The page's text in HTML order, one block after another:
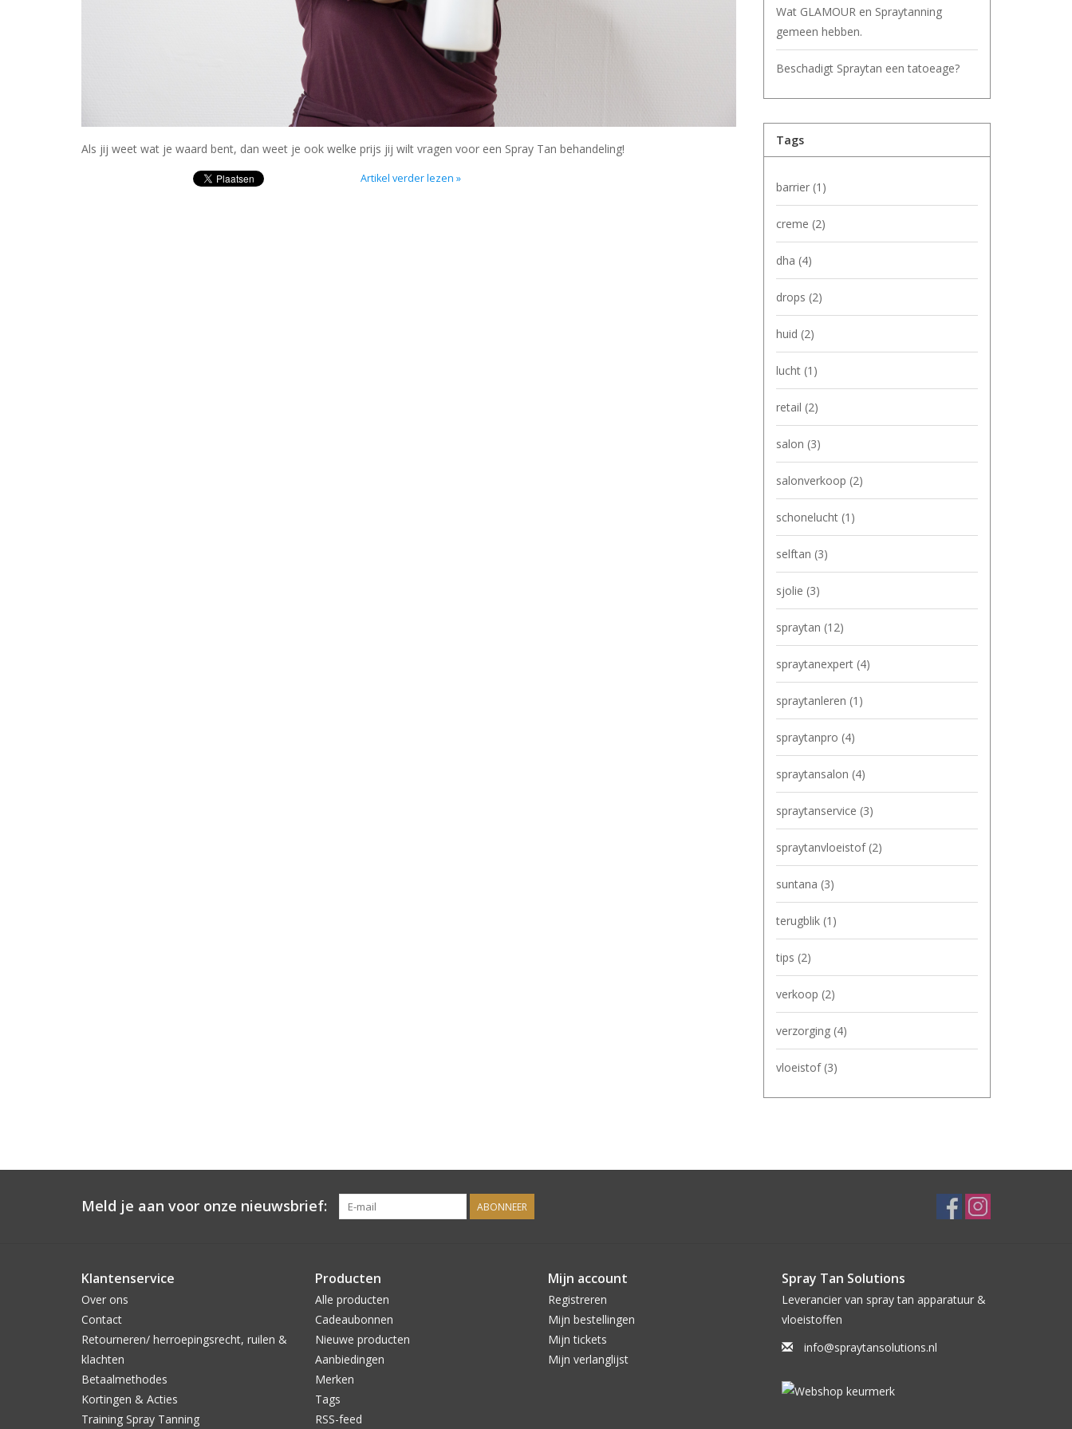
Als jij weet wat je waard bent, dan weet je ook welke prijs jij wilt vragen voor een Spray Tan behandeling!
Artikel verder lezen »
Wat GLAMOUR en Spraytanning
gemeen hebben.
Beschadigt Spraytan een tatoeage?
Tags
barrier (1)
creme (2)
dha (4)
drops (2)
huid (2)
lucht (1)
retail (2)
salon (3)
salonverkoop (2)
schonelucht (1)
selftan (3)
sjolie (3)
spraytan (12)
spraytanexpert (4)
spraytanleren (1)
spraytanpro (4)
spraytansalon (4)
spraytanservice (3)
spraytanvloeistof (2)
suntana (3)
terugblik (1)
tips (2)
verkoop (2)
verzorging (4)
vloeistof (3)
Meld je aan voor onze nieuwsbrief: ABONNEER
Klantenservice
Over ons
Contact
Retourneren/ herroepingsrecht, ruilen &
klachten
Betaalmethodes
Kortingen & Acties
Training Spray Tanning
Producten
Alle producten
Cadeaubonnen
Nieuwe producten
Aanbiedingen
Merken
Tags
RSS-feed
Mijn account
Registreren
Mijn bestellingen
Mijn tickets
Mijn verlanglijst
Spray Tan Solutions
Leverancier van spray tan apparatuur &
vloeistoffen
info@spraytansolutions.nl